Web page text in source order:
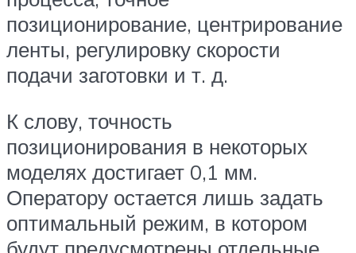
позиционирование, центрирование
ленты, регулировку скорости
подачи заготовки и т. д.
К слову, точность
позиционирования в некоторых
моделях достигает 0,1 мм.
Оператору остается лишь задать
оптимальный режим, в котором